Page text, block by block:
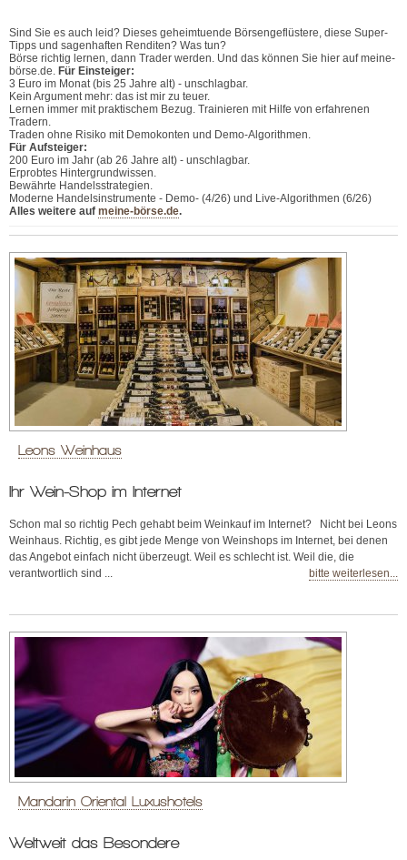
Sind Sie es auch leid? Dieses geheimtuende Börsengeflüstere, diese Super-
Tipps und sagenhaften Renditen? Was tun?
Börse richtig lernen, dann Trader werden. Und das können Sie hier auf meine-
börse.de. Für Einsteiger:
3 Euro im Monat (bis 25 Jahre alt) - unschlagbar.
Kein Argument mehr: das ist mir zu teuer.
Lernen immer mit praktischem Bezug. Trainieren mit Hilfe von erfahrenen
Tradern.
Traden ohne Risiko mit Demokonten und Demo-Algorithmen.
Für Aufsteiger:
200 Euro im Jahr (ab 26 Jahre alt) - unschlagbar.
Erprobtes Hintergrundwissen.
Bewährte Handelsstrategien.
Moderne Handelsinstrumente - Demo- (4/26) und Live-Algorithmen (6/26)
Alles weitere auf meine-börse.de.
Leons Weinhaus
Ihr Wein-Shop im Internet
Schon mal so richtig Pech gehabt beim Weinkauf im Internet? Nicht bei Leons
Weinhaus. Richtig, es gibt jede Menge von Weinshops im Internet, bei denen
das Angebot einfach nicht überzeugt. Weil es schlecht ist. Weil die, die
verantwortlich sind ...
bitte weiterlesen...
Mandarin Oriental Luxushotels
Weltweit das Besondere